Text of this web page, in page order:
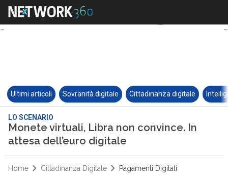
Ultimi articoli Sovranità digitale Cittadinanza digitale
LO SCENARIO
Monete virtuali, Libra non convince. In
attesa dell’euro digitale
Home Cittadinanza Digitale Pagamenti Digitali